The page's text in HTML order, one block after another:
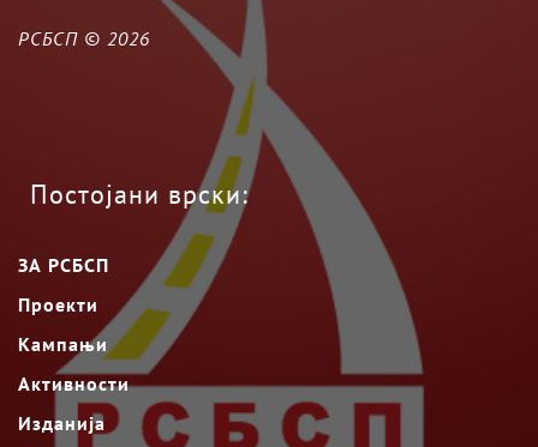
РСБСП © 2026
Постојани врски:
ЗА РСБСП
Проекти
Кампањи
Активности
Изданија